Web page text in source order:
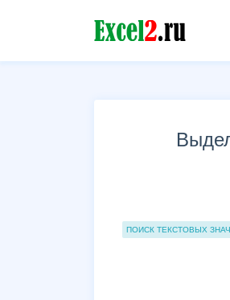
Группы статей
ПОИСК ТЕКСТОВЫХ